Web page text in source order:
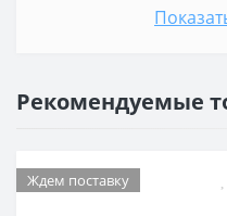
Рекомендуемые
Ждем поставку